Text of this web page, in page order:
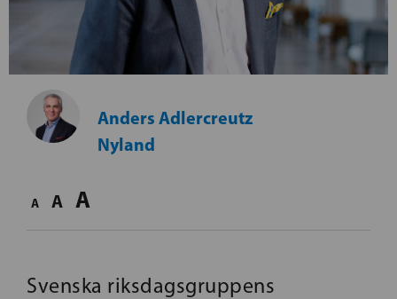
Anders Adlercreutz
Nyland
A A A
Svenska riksdagsgruppens